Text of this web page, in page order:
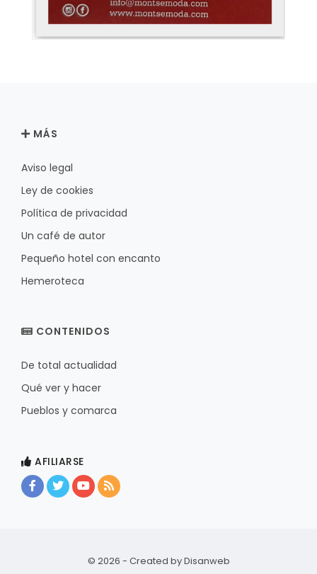
MÁS
Aviso legal
Ley de cookies
Política de privacidad
Un café de autor
Pequeño hotel con encanto
Hemeroteca
CONTENIDOS
De total actualidad
Qué ver y hacer
Pueblos y comarca
AFILIARSE
© 2026 - Created byDisanweb